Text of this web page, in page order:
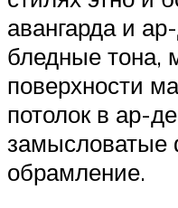
авангарда и
бледные тона,
поверхности
потолок в ар-
замысловатые
обрамление.